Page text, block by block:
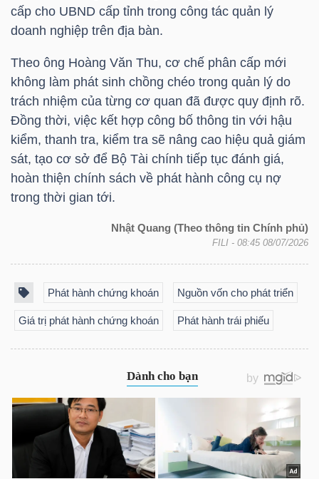
cấp cho UBND cấp tỉnh trong công tác quản lý
doanh nghiệp trên địa bàn.
Theo ông Hoàng Văn Thu, cơ chế phân cấp mới
không làm phát sinh chồng chéo trong quản lý do
trách nhiệm của từng cơ quan đã được quy định rõ.
Đồng thời, việc kết hợp công bố thông tin với hậu
kiểm, thanh tra, kiểm tra sẽ nâng cao hiệu quả giám
sát, tạo cơ sở để Bộ Tài chính tiếp tục đánh giá,
hoàn thiện chính sách về phát hành công cụ nợ
trong thời gian tới.
Nhật Quang (Theo thông tin Chính phủ)
FILI - 08:45 08/07/2026
Phát hành chứng khoán Nguồn vốn cho phát triển
Giá trị phát hành chứng khoán Phát hành trái phiếu
CÔNG
NGHỆ
THÔNG
TIN
DỊCH
VỤ
TRUYỀN
ÍCH
ĐỘNG